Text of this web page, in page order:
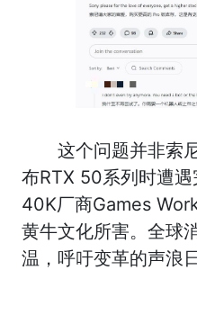
这个问题并非索
布RTX 50系列时遭
40K厂商Games
黄牛文化所害。全球
温，呼吁变革的声浪